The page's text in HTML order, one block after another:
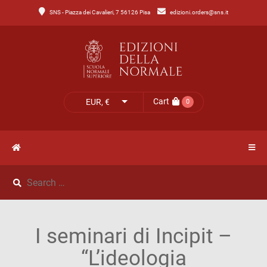
SNS - Piazza dei Cavalieri, 7 56126 Pisa edizioni.orders@sns.it
EUR, € Cart 0
MenuCatalogo
Catalogo
NOVITÀ
NEWS
IL
I seminari di Incipit –
“L’ideologia